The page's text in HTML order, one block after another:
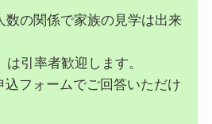
数の関係で家族の見学は出来
引率者歓迎します。
込フォームでご回答いただけ